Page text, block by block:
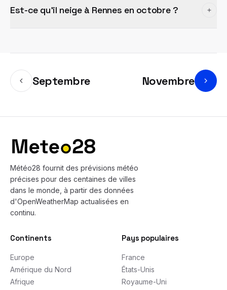
Est-ce qu'il neige à Rennes en octobre ?
Septembre Novembre
Météo28 fournit des prévisions météo
précises pour des centaines de villes
dans le monde, à partir des données
d'OpenWeatherMap actualisées en
continu.
Continents
Europe
Amérique du Nord
Afrique
Pays populaires
France
États-Unis
Royaume-Uni